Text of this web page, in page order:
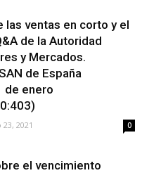
las ventas en corto y el
de la Autoridad
y Mercados.
de España
de enero
2021 0
el vencimiento